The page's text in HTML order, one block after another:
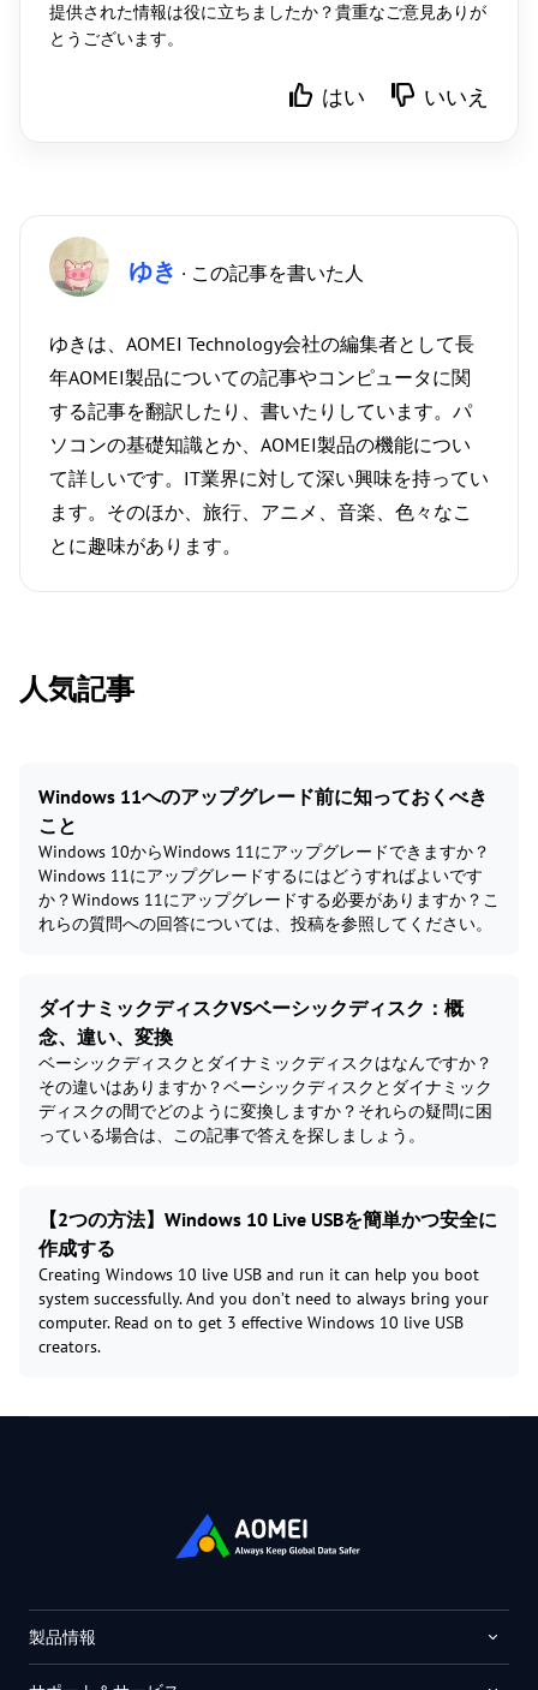
提供された情報は役に立ちましたか？貴重なご意見ありが
とうございます。
はい いいえ
ゆき · この記事を書いた人
ゆきは、AOMEI Technology会社の編集者として長
年AOMEI製品についての記事やコンピュータに関
する記事を翻訳したり、書いたりしています。パ
ソコンの基礎知識とか、AOMEI製品の機能につい
て詳しいです。IT業界に対して深い興味を持ってい
ます。そのほか、旅行、アニメ、音楽、色々なこ
とに趣味があります。
人気記事
Windows 11へのアップグレード前に知っておくべき
こと
Windows 10からWindows 11にアップグレードできますか？
Windows 11にアップグレードするにはどうすればよいです
か？Windows 11にアップグレードする必要がありますか？こ
れらの質問への回答については、投稿を参照してください。
ダイナミックディスクVSベーシックディスク：概
念、違い、変換
ベーシックディスクとダイナミックディスクはなんですか？
その違いはありますか？ベーシックディスクとダイナミック
ディスクの間でどのように変換しますか？それらの疑問に困
っている場合は、この記事で答えを探しましょう。
【2つの方法】Windows 10 Live USBを簡単かつ安全に
作成する
Creating Windows 10 live USB and run it can help you boot
system successfully. And you don’t need to always bring your
computer. Read on to get 3 effective Windows 10 live USB
creators.
製品情報